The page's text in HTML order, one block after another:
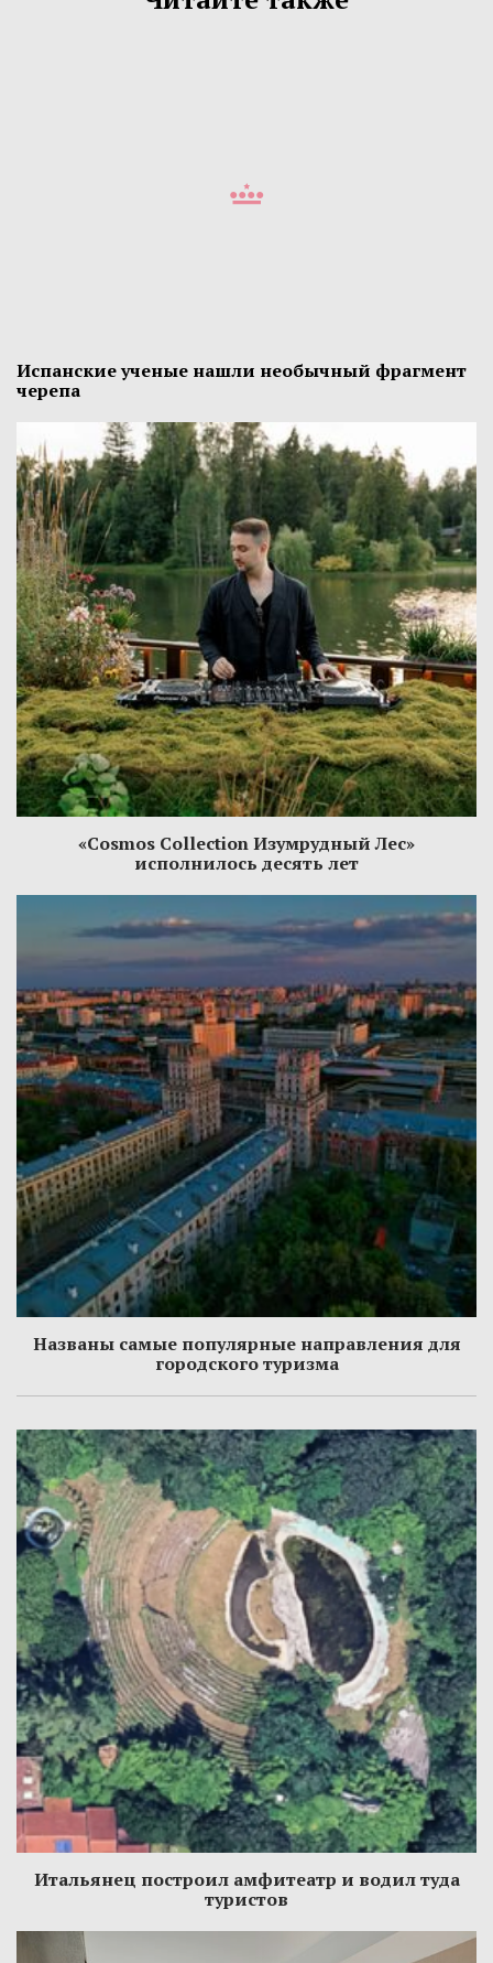
Испанские ученые нашли необычный фрагмент
черепа
«Cosmos Collection Изумрудный Лес»
исполнилось десять лет
Названы самые популярные направления для
городского туризма
Итальянец построил амфитеатр и водил туда
туристов